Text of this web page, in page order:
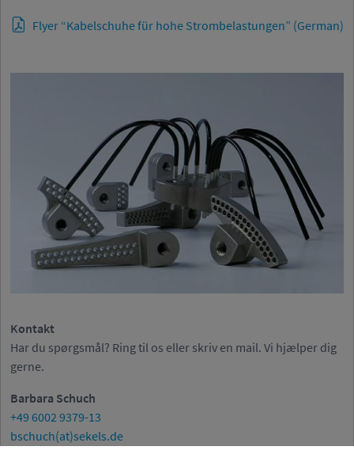
Flyer “Kabelschuhe für hohe Strombelastungen” (German)
Kontakt
Har du spørgsmål? Ring til os eller skriv en mail. Vi hjælper dig
gerne.
Barbara Schuch
+49 6002 9379-13
bschuch(at)sekels.de